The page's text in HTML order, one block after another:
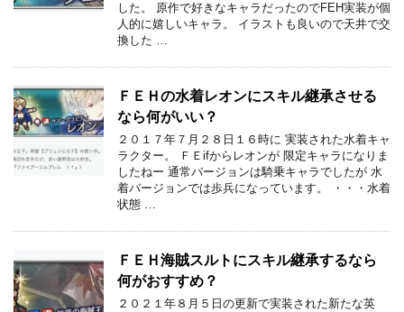
した。 原作で好きなキャラだったのでFEH実装が個
人的に嬉しいキャラ。 イラストも良いので天井で交
換した …
ＦＥＨの水着レオンにスキル継承させる
なら何がいい？
２０１７年７月２８日１６時に 実装された水着キャ
ラクター。 ＦＥifからレオンが 限定キャラになりま
したねー 通常バージョンは騎乗キャラでしたが 水
着バージョンでは歩兵になっています。 ・・・水着
状態 …
ＦＥＨ海賊スルトにスキル継承するなら
何がおすすめ？
２０２１年８月５日の更新で実装された新たな英